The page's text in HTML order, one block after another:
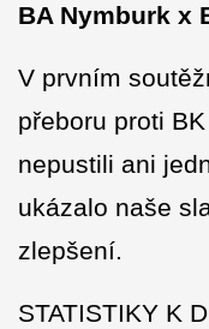
BA Nymburk x
V prvním
přeboru proti
nepustili ani
ukázalo naše
zlepšení.
STATISTIKY K